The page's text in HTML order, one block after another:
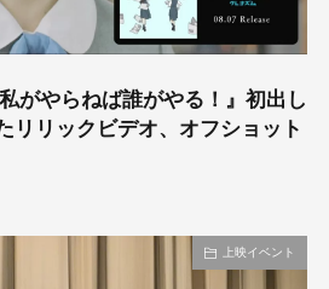
がやらねば誰がやる！』初出し
リリックビデオ、オフショット
上映イベント